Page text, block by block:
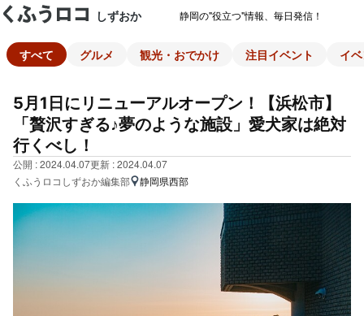
しずおか 静岡の"役立つ"情報、毎日発信！
すべて グルメ 観光・おでかけ 注目イベント イ
5月1日にリニューアルオープン！【浜松市】
「贅沢すぎる♪夢のような施設」愛犬家は絶対
行くべし！
公開 : 2024.04.07更新 : 2024.04.07
くふうロコしずおか編集部
静岡県西部